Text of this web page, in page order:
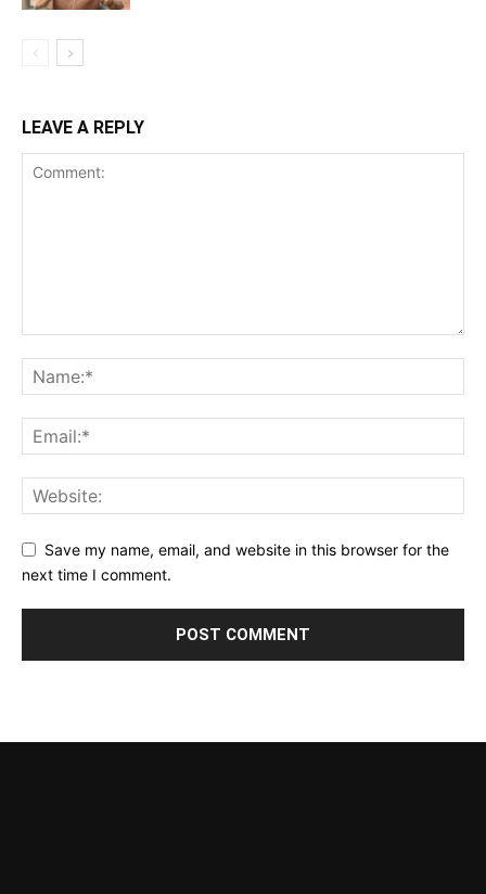
LEAVE A REPLY
Save my name, email, and website in this browser for the
next time I comment.